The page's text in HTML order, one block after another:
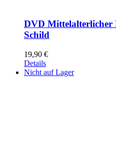
DVD
Schild
19,90 €
Details
Nicht auf Lager